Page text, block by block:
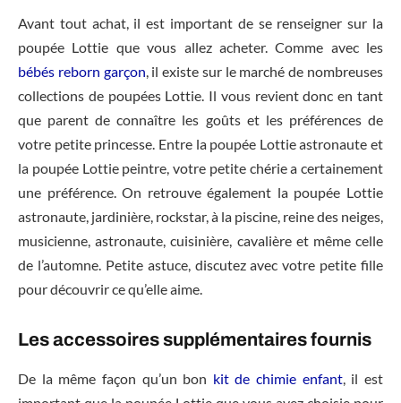
Avant tout achat, il est important de se renseigner sur la
poupée Lottie que vous allez acheter. Comme avec les
bébés reborn garçon, il existe sur le marché de nombreuses
collections de poupées Lottie. Il vous revient donc en tant
que parent de connaître les goûts et les préférences de
votre petite princesse. Entre la poupée Lottie astronaute et
la poupée Lottie peintre, votre petite chérie a certainement
une préférence. On retrouve également la poupée Lottie
astronaute, jardinière, rockstar, à la piscine, reine des neiges,
musicienne, astronaute, cuisinière, cavalière et même celle
de l’automne. Petite astuce, discutez avec votre petite fille
pour découvrir ce qu’elle aime.
Les accessoires supplémentaires fournis
De la même façon qu’un bon kit de chimie enfant, il est